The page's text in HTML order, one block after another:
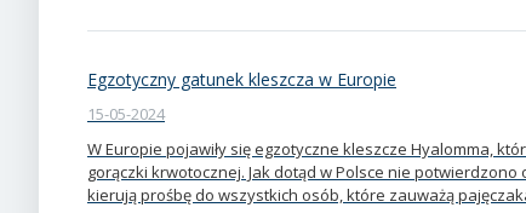
Egzotyczny gatunek kleszcza w Europie
15-05-2024
W Europie pojawiły się egzotyczne kleszcze Hyalomma,
gorączki krwotocznej. Jak dotąd w Polsce nie
kierują prośbę do wszystkich osób, które zauważą